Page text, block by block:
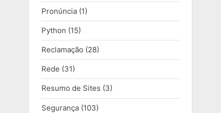
Pronúncia (1)
Python (15)
Reclamação (28)
Rede (31)
Resumo de Sites (3)
Segurança (103)